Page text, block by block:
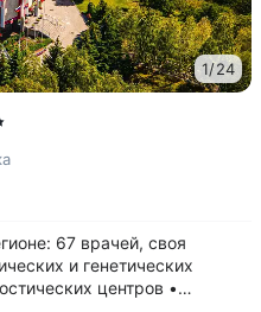
1/24
67 врачей, своя
и генетических
центров •